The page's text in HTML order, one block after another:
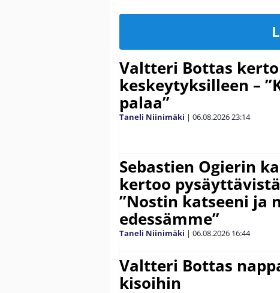
Valtteri Bottas
keskeytyksilleen –
palaa”
Taneli Niinimäki | 06.08.202623:14
Sebastien Ogierin
kertoo
”Nostin katseeni ja
edessämme”
Taneli Niinimäki | 06.08.2026 16:44
Valtteri Bottas
kisoihin